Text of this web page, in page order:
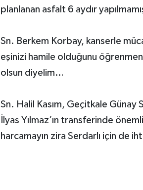
planlanan asfalt 6 aydır
Sn. Berkem Korbay, kanserle
eşinizi hamile olduğunu
olsun diyelim…
Sn. Halil Kasım, Geçitkale
İlyas Yılmaz’ın transferinde
harcamayın zira Serdarlı için de